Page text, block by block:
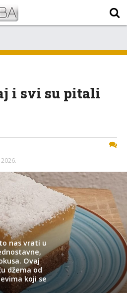
i svi su pitali
nas vrati u
Ovaj
džema od
koji se